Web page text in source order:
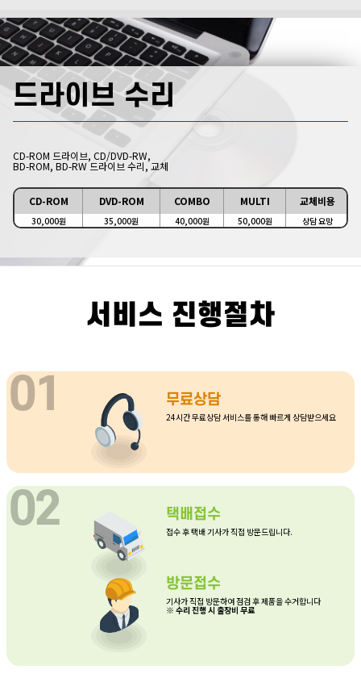
드라이브 수리
CD-ROM 드라이브, CD/DVD-RW,
BD-ROM, BD-RW 드라이브 수리, 교체
CD-ROM DVD-ROM COMBO MULTI 교체비용
30,000원 35,000원 40,000원 50,000원 상담 요망
서비스 진행절차
무료상담
24시간 무료상담 서비스를 통해 빠르게 상담받으세요
택배접수
접수 후 택배 기사가 직접 방문드립니다.
방문접수
기사가 직접 방문하여 점검 후 제품을 수거합니다
※ 수리 진행 시 출장비 무료